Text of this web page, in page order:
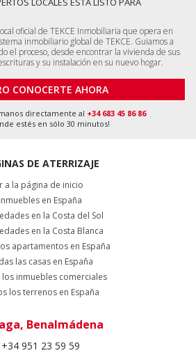
oficial de TEKCE Inmobiliaria que opera en
inmobiliario global de TEKCE. Guiamos a
el proceso, desde encontrar la vivienda de sus
y su instalación en su nuevo hogar.
CONOCERTE AHORA
directamente al +34 683 45 86 86
estés en sólo 30 minutos!
DE ATERRIZAJE
a la página de inicio
Inmuebles en España
en la Costa del Sol
en la Costa Blanca
apartamentos en España
las casas en España
inmuebles comerciales
los terrenos en España
Benalmádena
+34 951 23 59 59